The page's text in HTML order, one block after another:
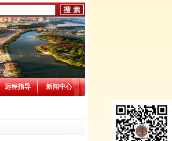
远程指导 新闻中心